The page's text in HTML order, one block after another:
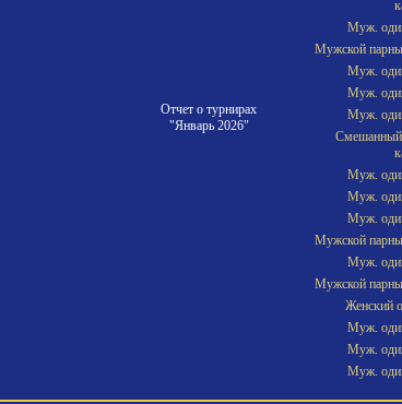
Отчет о турнирах
"Январь 2026"
Муж.
Мужской
Муж.
Муж.
Муж.
Смешанный
Муж.
Муж.
Муж.
Мужской
Муж.
Мужской
Женский
Муж.
Муж.
Муж.